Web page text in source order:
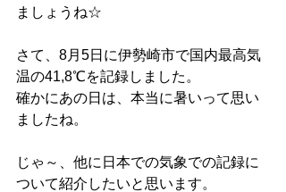
ましょうね☆
さて、8月5日に伊勢崎市で国内最高気
温の41,8℃を記録しました。
確かにあの日は、本当に暑いって思い
ましたね。
じゃ～、他に日本での気象での記録に
ついて紹介したいと思います。